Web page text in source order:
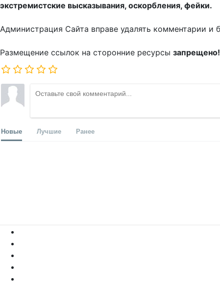
экстремистские высказывания, оскорбления, фейки.
Администрация Сайта вправе удалять комментарии и
Размещение ссылок на сторонние ресурсы запрещено!
Новые Лучшие Ранее